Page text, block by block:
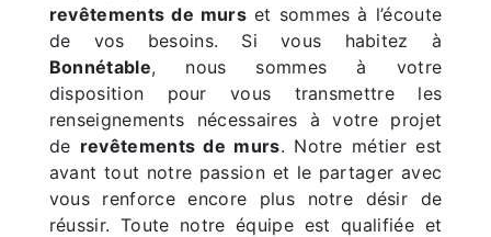
revêtements de murs et sommes à l’écoute
de vos besoins. Si vous habitez à
Bonnétable, nous sommes à votre
disposition pour vous transmettre les
renseignements nécessaires à votre projet
de revêtements de murs. Notre métier est
avant tout notre passion et le partager avec
vous renforce encore plus notre désir de
réussir. Toute notre équipe est qualifiée et